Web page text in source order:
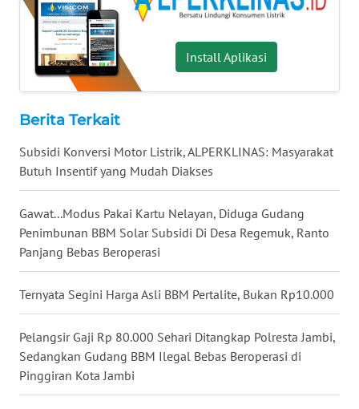
Install Aplikasi
Berita Terkait
Subsidi Konversi Motor Listrik, ALPERKLINAS: Masyarakat
Butuh Insentif yang Mudah Diakses
Gawat...Modus Pakai Kartu Nelayan, Diduga Gudang
Penimbunan BBM Solar Subsidi Di Desa Regemuk, Ranto
Panjang Bebas Beroperasi
Ternyata Segini Harga Asli BBM Pertalite, Bukan Rp10.000
Pelangsir Gaji Rp 80.000 Sehari Ditangkap Polresta Jambi,
Sedangkan Gudang BBM Ilegal Bebas Beroperasi di
Pinggiran Kota Jambi
WN
KALTARA
WN
WN
KALTIM
WN
WN
GORONTALO
WN
WN
MALUKU